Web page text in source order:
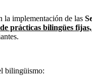
la implementación de las
prácticas bilingües
bilingüismo: